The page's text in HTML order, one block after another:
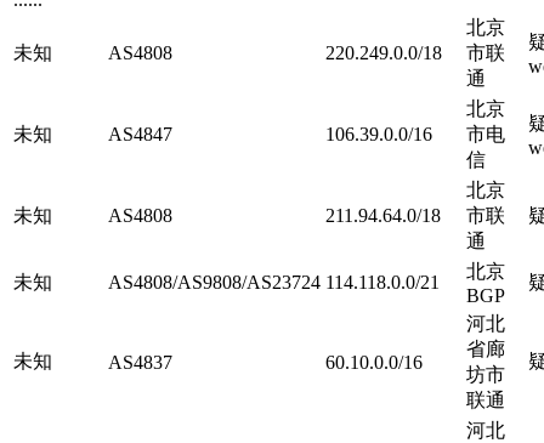
未知 AS4808 220.249.0.0/18
北京
市联
通
未知 AS4847 106.39.0.0/16
北京
市电
信
未知 AS4808 211.94.64.0/18
北京
市联
通
未知 AS4808/AS9808/AS23724 114.118.0.0/21
北京
BGP
未知 AS4837 60.10.0.0/16
河北
省廊
坊市
联通
河北